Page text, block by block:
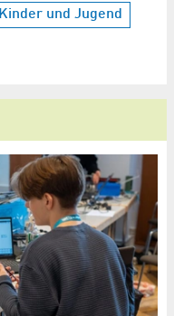
Kinder und Jugend